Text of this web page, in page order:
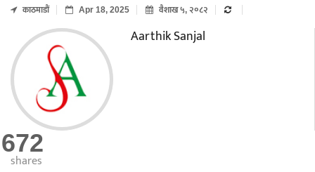
काठमाडाैं Apr 18, 2025 वैशाख ५, २०८२
Aarthik Sanjal
672
shares